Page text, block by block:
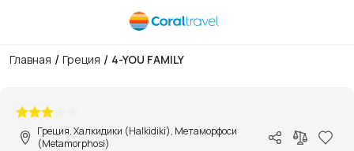
Главная / Греция / 4-YOU FAMILY
Греция, Халкидики (Halkidiki), Метаморфоси
(Metamorphosi)